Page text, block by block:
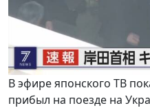
В эфире японского ТВ
прибыл на поезде на